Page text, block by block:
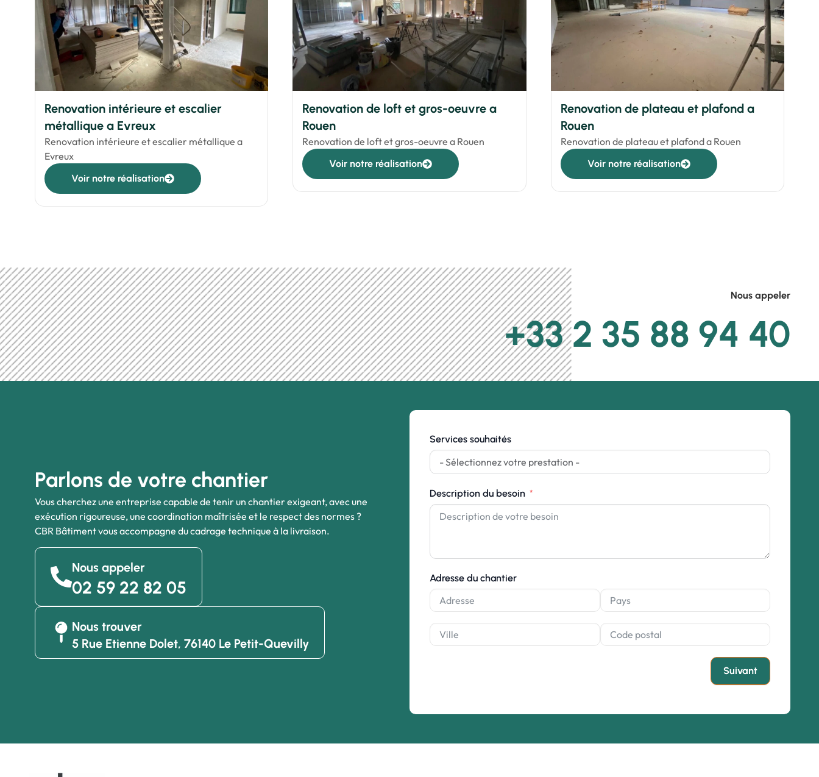
Renovation intérieure et escalier
métallique a Evreux
Renovation intérieure et escalier métallique a
Evreux
Voir notre réalisation
Renovation de loft et gros-oeuvre a
Rouen
Renovation de loft et gros-oeuvre a Rouen
Voir notre réalisation
Renovation de plateau et plafond a
Rouen
Renovation de plateau et plafond a Rouen
Voir notre réalisation
Nous appeler
+33 2 35 88 94 40
Parlons de votre chantier
Vous cherchez une entreprise capable de tenir un chantier exigeant, avec une
exécution rigoureuse, une coordination maîtrisée et le respect des normes ?
CBR Bâtiment vous accompagne du cadrage technique à la livraison.
Nous appeler
02 59 22 82 05
Nous trouver
5 Rue Etienne Dolet, 76140 Le Petit-Quevilly
Services souhaités
Description du besoin
Adresse du chantier
Suivant